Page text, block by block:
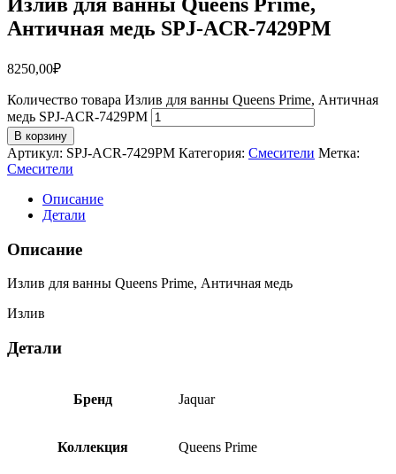
Античная медь SPJ-ACR-7429PM
8250,00₽
Количество товара Излив для ванны Queens Prime, Античная
медь SPJ-ACR-7429PM
В корзину
Артикул: SPJ-ACR-7429PM Категория: Смесители Метка:
Смесители
Описание
Детали
Описание
Излив для ванны Queens Prime, Античная медь
Излив
Детали
Бренд Jaquar
Коллекция Queens Prime